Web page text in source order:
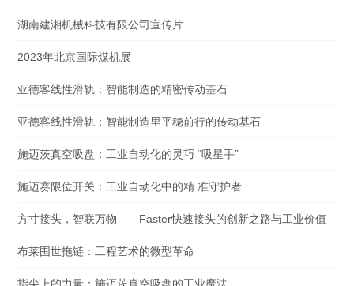
湖南建湘机械科技有限公司宣传片
2023年北京国际煤机展
亚德客线性滑轨：智能制造的精密传动基石
亚德客线性滑轨：智能制造里平稳前行的传动基石
施迈茨真空吸盘：工业自动化的灵巧 “吸星手”
施迈赛限位开关：工业自动化中的精 准守护者
方寸接头，智联万物——Faster快速接头的创新之路与工业价值
布莱围世拖链：工程艺术的微型革命